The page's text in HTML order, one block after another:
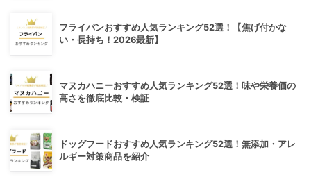
フライパンおすすめ人気ランキング52選！【焦げ付かな
い・長持ち！2026最新】
マヌカハニーおすすめ人気ランキング52選！味や栄養価の
高さを徹底比較・検証
ドッグフードおすすめ人気ランキング52選！無添加・アレ
ルギー対策商品を紹介